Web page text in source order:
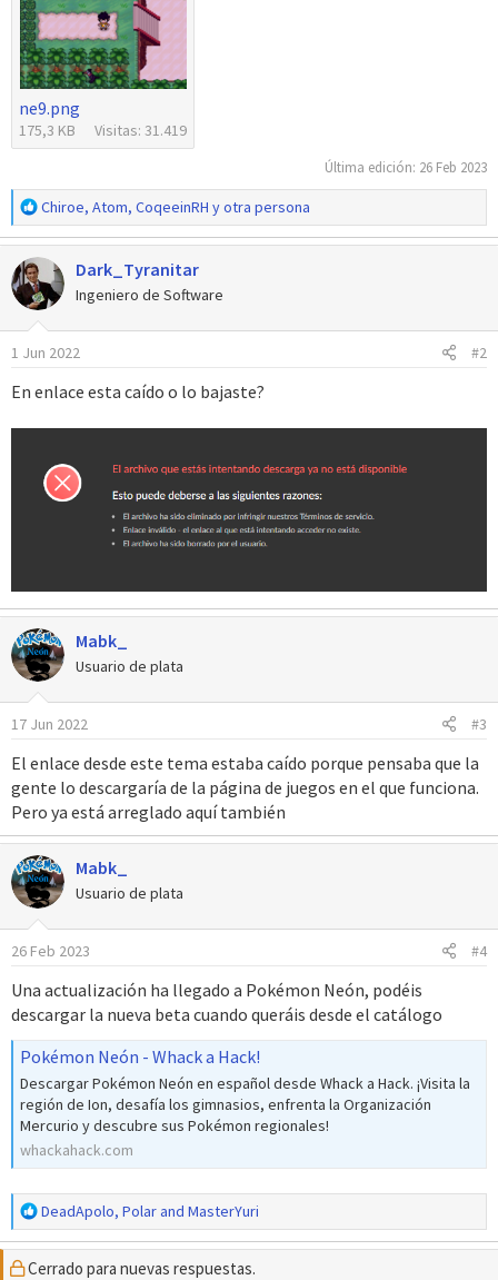
ne9.png
175,3 KB Visitas: 31.419
Última edición: 26 Feb 2023
R
e
a
c
i
o
n
s
Chiroe, Atom, CoqeeinRH y otra persona
Dark_Tyranitar
Ingeniero de Software
1 Jun 2022 #2
En enlace esta caído o lo bajaste?
Mabk_
Usuario de plata
17 Jun 2022 #3
El enlace desde este tema estaba caído porque pensaba que la
gente lo descargaría de la página de juegos en el que funciona.
Pero ya está arreglado aquí también
Mabk_
Usuario de plata
26 Feb 2023 #4
Una actualización ha llegado a Pokémon Neón, podéis
descargar la nueva beta cuando queráis desde el catálogo
Pokémon Neón - Whack a Hack!
Descargar Pokémon Neón en español desde Whack a Hack. ¡Visita la
región de Ion, desafía los gimnasios, enfrenta la Organización
Mercurio y descubre sus Pokémon regionales!
whackahack.com
R
e
a
c
DeadApolo, Polarand MasterYuri
Cerrado para nuevas respuestas.